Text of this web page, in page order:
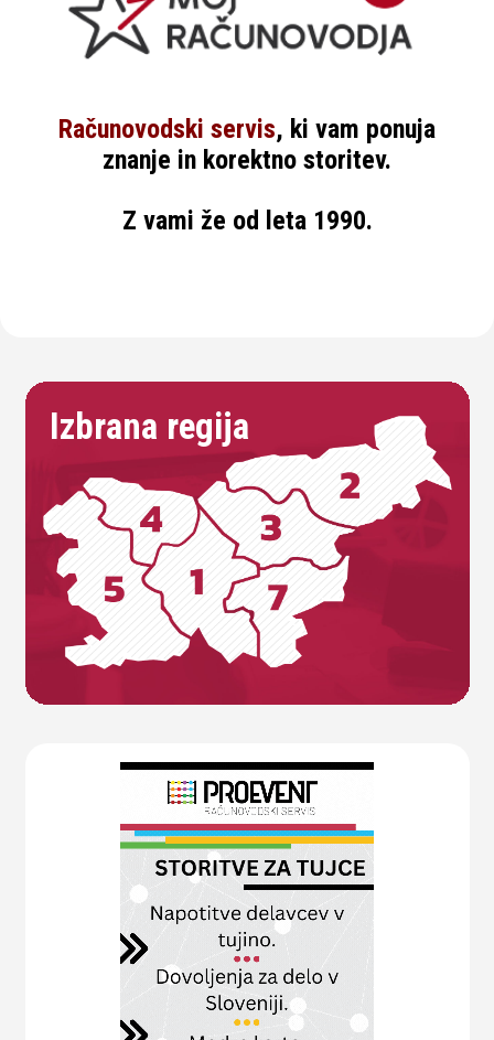
Računovodski servis, ki vam ponuja
znanje in korektno storitev.
Z vami že od leta 1990.
Izbrana regija